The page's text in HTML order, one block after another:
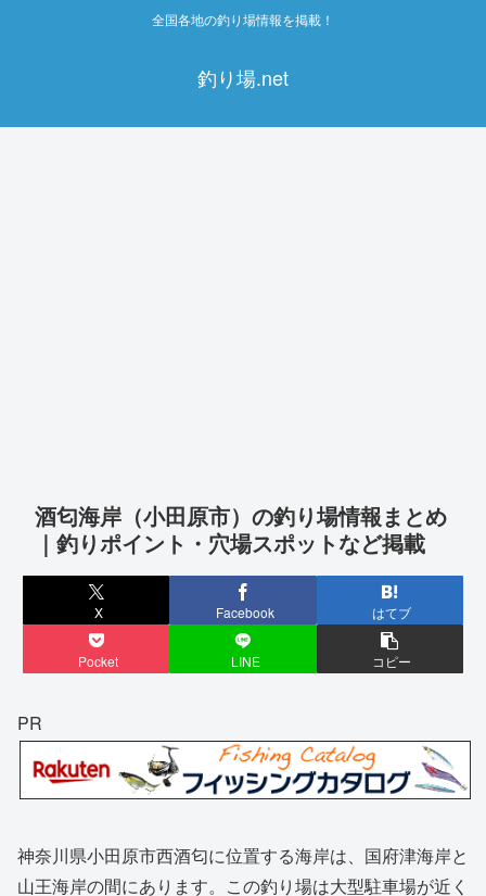
全国各地の釣り場情報を掲載！
釣り場.net
酒匂海岸（小田原市）の釣り場情報まとめ
｜釣りポイント・穴場スポットなど掲載
X Facebook はてブ
Pocket LINE コピー
PR
神奈川県小田原市西酒匂に位置する海岸は、国府津海岸と
山王海岸の間にあります。この釣り場は大型駐車場が近く